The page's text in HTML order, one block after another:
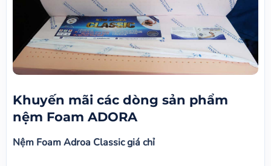
Khuyến mãi các dòng sản phẩm
nệm Foam ADORA
Nệm Foam Adroa Classic giá chỉ